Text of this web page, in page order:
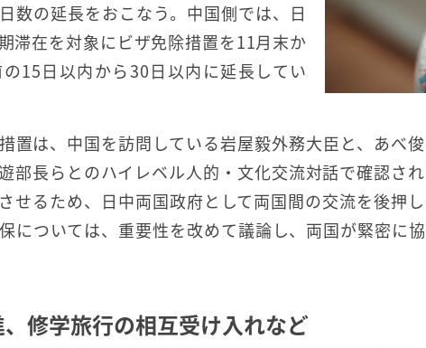
数の延長をおこなう。中国側では、日
滞在を対象にビザ免除措置を11月末か
15日以内から30日以内に延長してい
置は、中国を訪問している岩屋毅外務大臣と、あべ
部長らとのハイレベル人的・文化交流対話で確認さ
せるため、日中両国政府として両国間の交流を後押
については、重要性を改めて議論し、両国が緊密に
修学旅行の相互受け入れなど